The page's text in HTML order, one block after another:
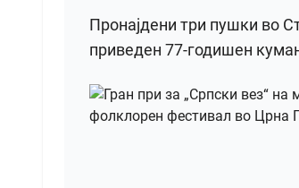
Пронајдени три пушки во
приведен 77-годишен